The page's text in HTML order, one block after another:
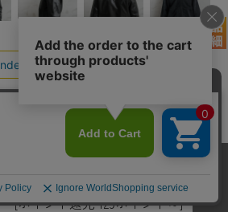
WAIPER.inc ナイロンローキ
日本製【WP1166】
ン対象外】ミリタリー
¥12,980(税込)
[ポイント還元 129ポイント～]